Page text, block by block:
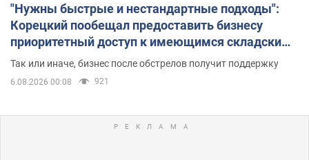
"Нужны быстрые и нестандартные подходы":
Корецкий пообещал предоставить бизнесу
приоритетный доступ к имеющимся складским
помещениям
Так или иначе, бизнес после обстрелов получит поддержку
6.08.2026 00:08 921